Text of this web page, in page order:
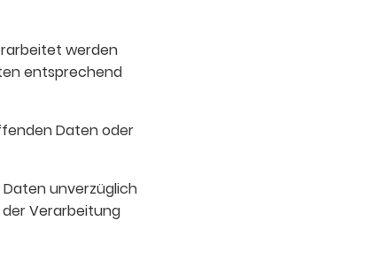
werden
entsprechend
Daten oder
Daten unverzüglich
der Verarbeitung